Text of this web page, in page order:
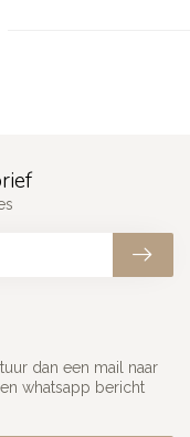
dan een mail naar
whatsapp bericht